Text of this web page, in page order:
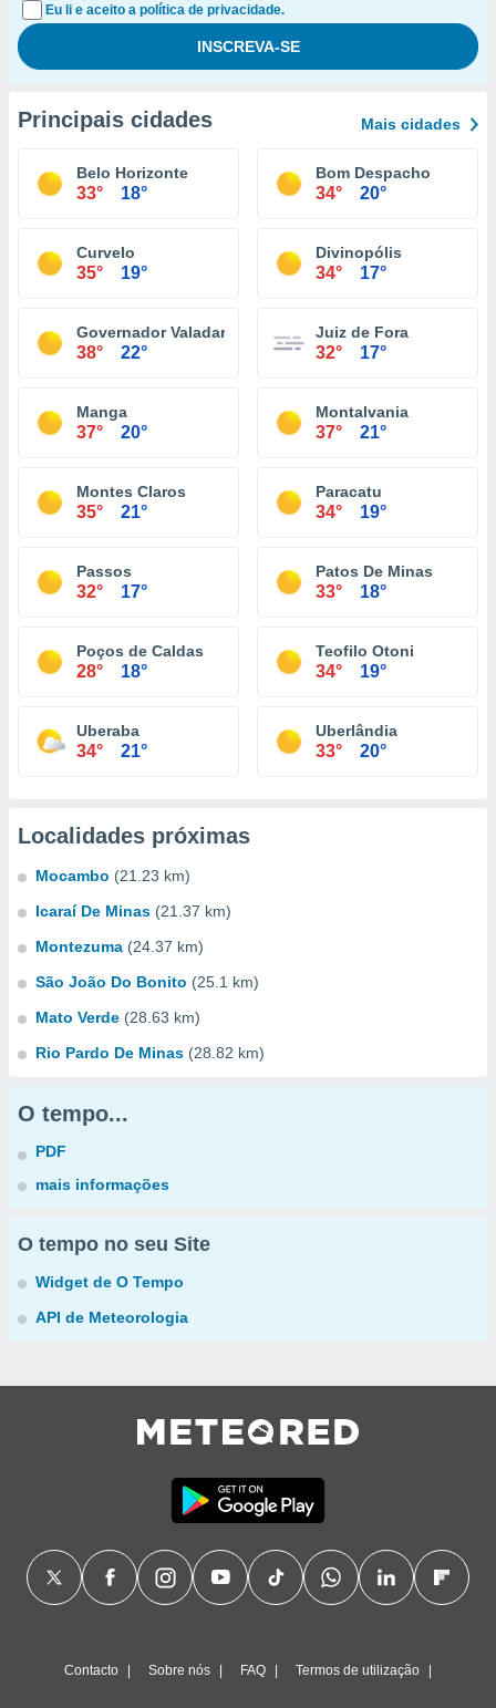
Eu li e aceito a política de privacidade.
Principais cidades Mais cidades
Belo Horizonte
33° 18°
Bom Despacho
34° 20°
Curvelo
35° 19°
Divinopólis
34° 17°
Governador Valadares
38° 22°
Juiz de Fora
32° 17°
Manga
37° 20°
Montalvania
37° 21°
Montes Claros
35° 21°
Paracatu
34° 19°
Passos
32° 17°
Patos De Minas
33° 18°
Poços de Caldas
28° 18°
Teofilo Otoni
34° 19°
Uberaba
34° 21°
Uberlândia
33° 20°
Localidades próximas
Mocambo (21.23 km)
Icaraí De Minas (21.37 km)
Montezuma (24.37 km)
São João Do Bonito (25.1 km)
Mato Verde (28.63 km)
Rio Pardo De Minas (28.82 km)
O tempo...
PDF
mais informações
O tempo no seu Site
Widget de O Tempo
API de Meteorologia
Contacto Sobre nós FAQ Termos de utilização